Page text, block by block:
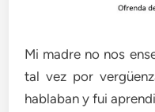
Mi madre no nos
tal vez por
hablaban y fui